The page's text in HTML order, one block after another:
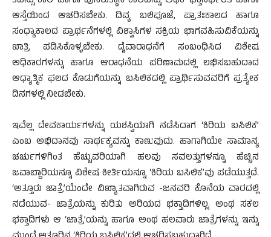
ಆಸ್ತೆಯಿಂದ ಆಚರಿಸಬೇಕು. ದಿವ್ಯ ಬಲಿಪೂಜೆ, ಪ್ರಾತಃಕಾಲದ ಹಾಗೂ
ಸಂಧ್ಯಾಕಾಲದ ಪ್ರಾರ್ಥನೆಗಳಲ್ಲಿ ವಿಶ್ವಾಸಿಗಳ ಸಕ್ರಿಯ ಭಾಗವಹಿಸುವಿಕೆಯನ್ನು
ಖಾತ್ರಿ ಪಡಿಸಿಕೊಳ್ಳಬೇಕು. ದೈವಾರಾಧನೆಗೆ ಸಂಬಂಧಿಸಿದ ವಿಶೇಷ
ಅಧಿಕಾರಗಳನ್ನು ಹಾಗೂ ಆರಾಧನೆಯ ಪರಿಣಾಮದಲ್ಲಿ ಲಭಿಸಬಹುದಾದ
ಆಧ್ಯಾತ್ಮಿಕ ಫಲದ ಕೊಡುಗೆಯನ್ನು ಬಸಿಲಿಕದಲ್ಲಿ ಪ್ರಾರ್ಥಿಸುವವರಿಗೆ ಪ್ರತ್ಯೇಕ
ದಿನಗಳಲ್ಲಿ ನೀಡಬೇಕು.
ಇವೆಲ್ಲ ದೇವಕಾರ್ಯಗಳನ್ನು ಯಶಸ್ವಿಯಾಗಿ ನಡೆಸಿದಾಗ ‘ಕಿರಿಯ ಬಸಿಲಿಕ’
ಎಂಬ ಅಭಿದಾನವು ಸಾರ್ಥಕ್ಯವನ್ನು ಕಾಣುವುದು. ಹಾಗಾಗಿಯೇ ಸಾಮಾನ್ಯ
ಚರ್ಚುಗಳಿಗಿಂತ ಹೆಚ್ಚುವರಿಯಾಗಿ ಹಲವು ಸವಲತ್ತುಗಳನ್ನೂ ಹೆಚ್ಚಿನ
ಜವಾಬ್ದಾರಿಯನ್ನೂ ವಿಶೇಷ ಕೀರ್ತಿಯನ್ನೂ ‘ಕಿರಿಯ ಬಸಿಲಿಕ’ವು ಪಡೆಯುತ್ತದೆ.
‘ಅತ್ತೂರು ಜಾತ್ರೆ’ಯೆಂದೇ ವಿಖ್ಯಾತವಾಗಿರುವ -ಜನವರಿ ಕೊನೆಯ ವಾರದಲ್ಲಿ
ನಡೆಯುವ- ಜಾತ್ರೆಯನ್ನು ಕುರಿತು ಅರಿಯದ ಭಕ್ತಾದಿಗಳಿಲ್ಲ. ಅಂಥ ಸಕಲ
ಭಕ್ತಾದಿಗಳು ಆ ‘ಜಾತ್ರೆ’ಯನ್ನು ಹಾಗೂ ಅಂಥ ಹಲವಾರು ಜಾತ್ರೆಗಳನ್ನು ಇನ್ನು